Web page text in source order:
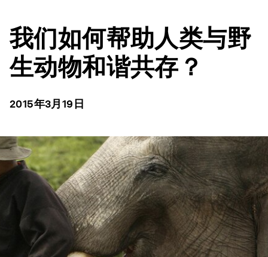
我们如何帮助人类与野
生动物和谐共存？
2015年3月19日